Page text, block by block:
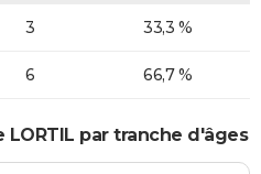
3 33,3 %
6 66,7 %
par tranche d'âges